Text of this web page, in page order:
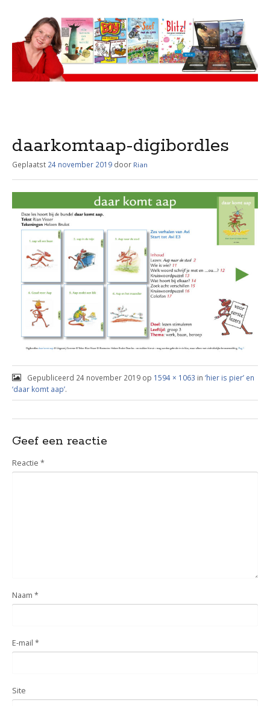
daarkomtaap-digibordles
Geplaatst 24 november 2019 door Rian
Gepubliceerd 24 november 2019op 1594 × 1063 in ‘hier is pier’ en
‘daar komt aap’.
Geef een reactie
Reactie *
Naam *
E-mail *
Site